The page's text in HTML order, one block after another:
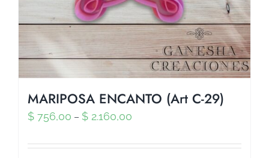
MARIPOSA ENCANTO (Art C-29)
$ 756,00 – $ 2.160,00